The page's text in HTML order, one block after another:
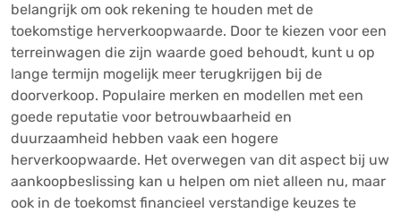
belangrijk om ook rekening te houden met de
toekomstige herverkoopwaarde. Door te kiezen voor een
terreinwagen die zijn waarde goed behoudt, kunt u op
lange termijn mogelijk meer terugkrijgen bij de
doorverkoop. Populaire merken en modellen met een
goede reputatie voor betrouwbaarheid en
duurzaamheid hebben vaak een hogere
herverkoopwaarde. Het overwegen van dit aspect bij uw
aankoopbeslissing kan u helpen om niet alleen nu, maar
ook in de toekomst financieel verstandige keuzes te